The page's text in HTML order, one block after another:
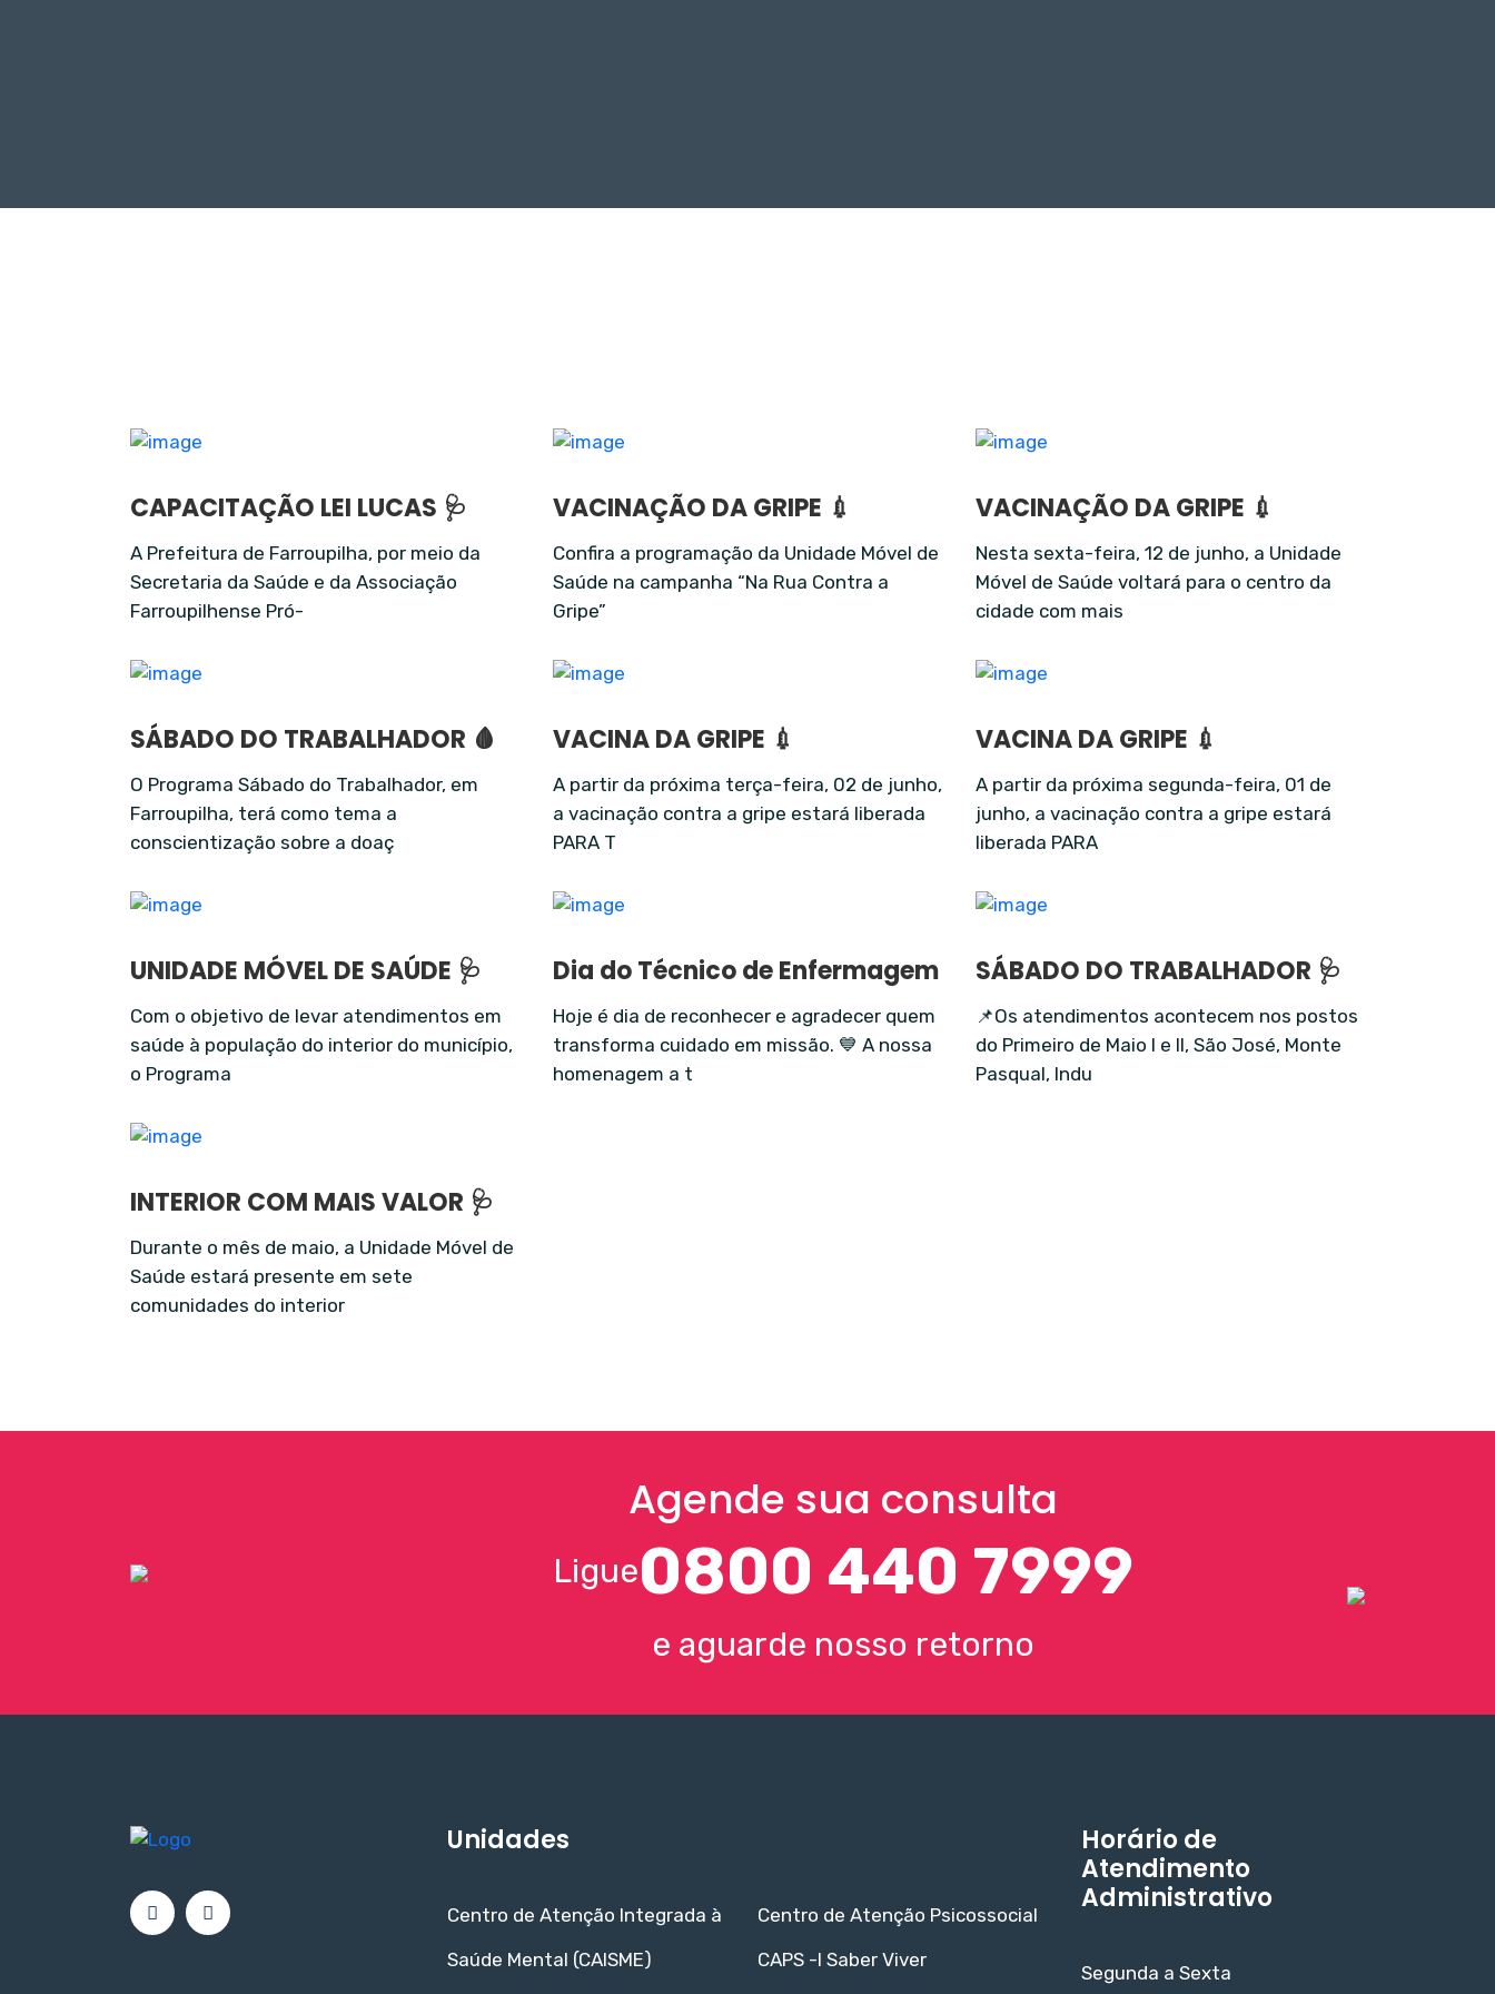
CAPACITAÇÃO LEI LUCAS 🩺
A Prefeitura de Farroupilha, por meio da
Secretaria da Saúde e da Associação
Farroupilhense Pró-
VACINAÇÃO DA GRIPE 💉
Confira a programação da Unidade Móvel de
Saúde na campanha “Na Rua Contra a
Gripe”
VACINAÇÃO DA GRIPE 💉
Nesta sexta-feira, 12 de junho, a Unidade
Móvel de Saúde voltará para o centro da
cidade com mais
SÁBADO DO TRABALHADOR 🩸
O Programa Sábado do Trabalhador, em
Farroupilha, terá como tema a
conscientização sobre a doaç
VACINA DA GRIPE 💉
A partir da próxima terça-feira, 02 de junho,
a vacinação contra a gripe estará liberada
PARA T
VACINA DA GRIPE 💉
A partir da próxima segunda-feira, 01 de
junho, a vacinação contra a gripe estará
liberada PARA
UNIDADE MÓVEL DE SAÚDE 🩺
Com o objetivo de levar atendimentos em
saúde à população do interior do município,
o Programa
Dia do Técnico de Enfermagem
Hoje é dia de reconhecer e agradecer quem
transforma cuidado em missão. 💙 A nossa
homenagem a t
SÁBADO DO TRABALHADOR 🩺
📌Os atendimentos acontecem nos postos
do Primeiro de Maio I e II, São José, Monte
Pasqual, Indu
INTERIOR COM MAIS VALOR 🩺
Durante o mês de maio, a Unidade Móvel de
Saúde estará presente em sete
comunidades do interior
Agende sua consulta
Ligue0800 440 7999
e aguarde nosso retorno
Unidades
Centro de Atenção Integrada à
Saúde Mental (CAISME)
Centro de Atenção Psicossocial
CAPS -I Saber Viver
Horário de
Atendimento
Administrativo
Segunda a Sexta